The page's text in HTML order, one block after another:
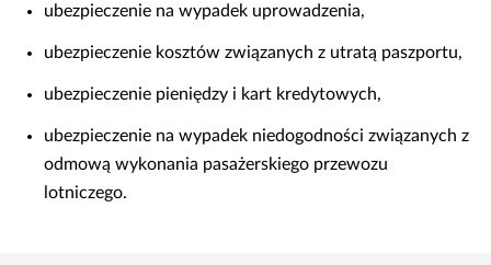
ubezpieczenie na wypadek uprowadzenia,
ubezpieczenie kosztów związanych z utratą paszportu,
ubezpieczenie pieniędzy i kart kredytowych,
ubezpieczenie na wypadek niedogodności związanych z
odmową wykonania pasażerskiego przewozu
lotniczego.